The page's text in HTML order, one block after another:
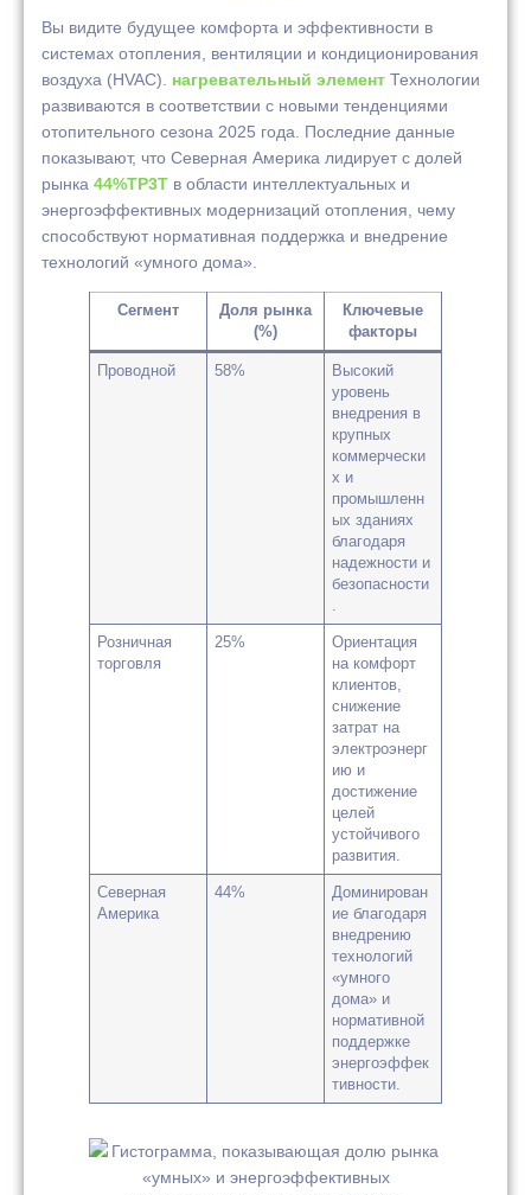
Вы видите будущее комфорта и эффективности в
системах отопления, вентиляции и кондиционирования
воздуха (HVAC). нагревательный элемент Технологии
развиваются в соответствии с новыми тенденциями
отопительного сезона 2025 года. Последние данные
показывают, что Северная Америка лидирует с долей
рынка 44%TP3T в области интеллектуальных и
энергоэффективных модернизаций отопления, чему
способствуют нормативная поддержка и внедрение
технологий «умного дома».
Сегмент
Доля рынка
(%)
Ключевые
факторы
Проводной 58%
Высокий
уровень
внедрения в
крупных
коммерчески
х и
промышленн
ых зданиях
благодаря
надежности и
безопасности
.
Розничная
торговля
25%
Ориентация
на комфорт
клиентов,
снижение
затрат на
электроэнерг
ию и
достижение
целей
устойчивого
развития.
Северная
Америка
44%
Доминирован
ие благодаря
внедрению
технологий
«умного
дома» и
нормативной
поддержке
энергоэффек
тивности.